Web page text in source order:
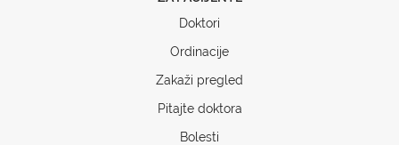
Doktori
Ordinacije
Zakaži pregled
Pitajte doktora
Bolesti